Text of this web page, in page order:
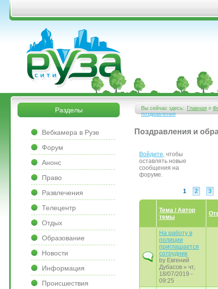
Перейти к основному содержанию
&bsps;
&bsps;
Вы сейчас здесь:
Вы здесь
Главная »
поздравления
Поздравления и
Войдите, чтобы
оставлять новые
сообщения на
форуме.
Страницы
1 2 3
Тема / Автор
темы
На работу в
полиции
приглашается
сотрудник
by Евгений
Дубасов » чт,
18/07/2019 -
09:25
Разделы
Вебкамера в Рузе
Форум
Анонс
Право
Развлечения
Телецентр
Отдых
Образование
Новости
Информация
Происшествия